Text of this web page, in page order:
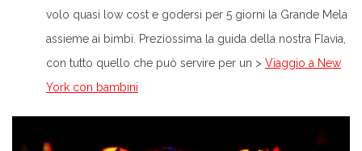
volo quasi low cost e godersi per 5 giorni la Grande Mela
assieme ai bimbi. Preziossima la guida della nostra Flavia,
con tutto quello che può servire per un > Viaggio a New
York con bambini